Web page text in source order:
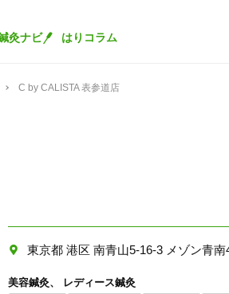
灸ナビ はりコラム
C by CALISTA 表参道店
東京都 港区 南青山5-16-3 メゾン青南
美容鍼灸
レディース鍼灸